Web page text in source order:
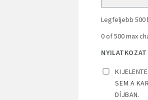
Legfeljebb 500
0 of 500 max
NYILATKOZAT
SEM A
DÍJBAN.